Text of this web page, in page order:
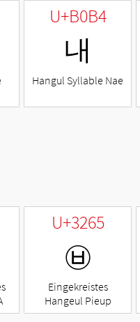
U+B0B4
내
Hangul Syllable Nae
U+3265
㉥
Eingekreistes
Hangeul Pieup